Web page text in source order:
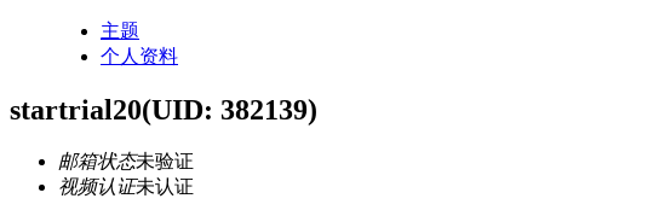
主题
个人资料
startrial20(UID: 382139)
邮箱状态未验证
视频认证未认证